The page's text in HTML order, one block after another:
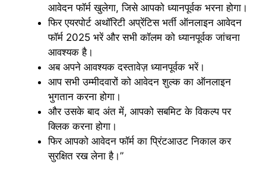
आवेदन फॉर्म खुलेगा, जिसे आपको ध्यानपूर्वक भरना होगा।
फिर एयरपोर्ट अथॉरिटी अप्रेंटिस भर्ती ऑनलाइन आवेदन
फॉर्म 2025 भरें और सभी कॉलम को ध्यानपूर्वक जांचना
आवश्यक है।
अब अपने आवश्यक दस्तावेज़ ध्यानपूर्वक भरें।
आप सभी उम्मीदवारों को आवेदन शुल्क का ऑनलाइन
भुगतान करना होगा।
और उसके बाद अंत में, आपको सबमिट के विकल्प पर
क्लिक करना होगा।
फिर आपको आवेदन फॉर्म का प्रिंटआउट निकाल कर
सुरक्षित रख लेना है।”